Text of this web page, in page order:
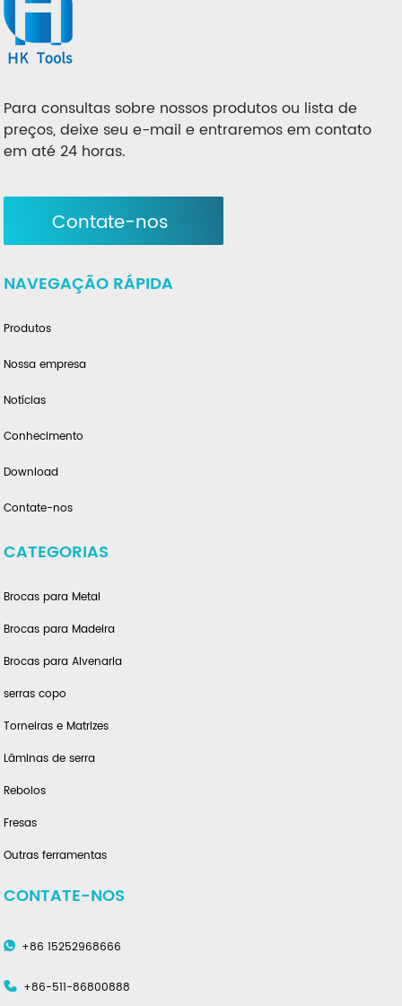
Para consultas sobre nossos produtos ou lista de
preços, deixe seu e-mail e entraremos em contato
em até 24 horas.
Contate-nos
NAVEGAÇÃO RÁPIDA
Produtos
Nossa empresa
Notícias
Conhecimento
Download
Contate-nos
CATEGORIAS
Brocas para Metal
Brocas para Madeira
Brocas para Alvenaria
serras copo
Torneiras e Matrizes
Lâminas de serra
Rebolos
Fresas
Outras ferramentas
CONTATE-NOS
+86 15252968666
+86-511-86800888